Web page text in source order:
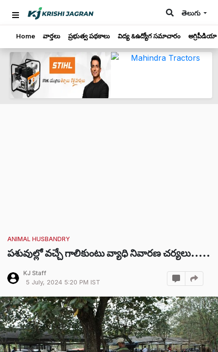
తెలుగు
Home వార్తలు ప్రభుత్వ పథకాలు విద్య &ఉద్యోగ సమాచారం అగ్రిపీడియా
ANIMAL HUSBANDRY
పశువుల్లో వచ్చే గాలికుంటు వ్యాధి నివారణ చర్యలు.....
KJ Staff
5 July, 2024 5:20 PM IST